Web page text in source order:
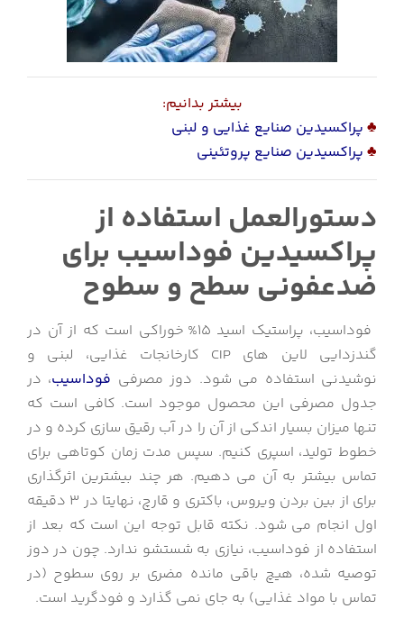
بیشتر بدانیم:
♣ پراکسیدین صنایع غذایی و لبنی
♣ پراکسیدین صنایع پروتئینی
دستورالعمل استفاده از
پراکسیدین فوداسیب برای
ضدعفونی سطح و سطوح
فوداسیب، پراستیک اسید 15% خوراکی است که از آن در
گندزدایی لاین های CIP کارخانجات غذایی، لبنی و
نوشیدنی استفاده می شود. دوز مصرفی فوداسیب، در
جدول مصرفی این محصول موجود است. کافی است که
تنها میزان بسیار اندکی از آن را در آب رقیق سازی کرده و در
خطوط تولید، اسپری کنیم. سپس مدت زمان کوتاهی برای
تماس بیشتر به آن می دهیم. هر چند بیشترین اثرگذاری
برای از بین بردن ویروس، باکتری و قارچ، نهایتا در 3 دقیقه
اول انجام می شود. نکته قابل توجه این است که بعد از
استفاده از فوداسیب، نیازی به شستشو ندارد. چون در دوز
توصیه شده، هیچ باقی مانده مضری بر روی سطوح (در
تماس با مواد غذایی) به جای نمی گذارد و فودگرید است.